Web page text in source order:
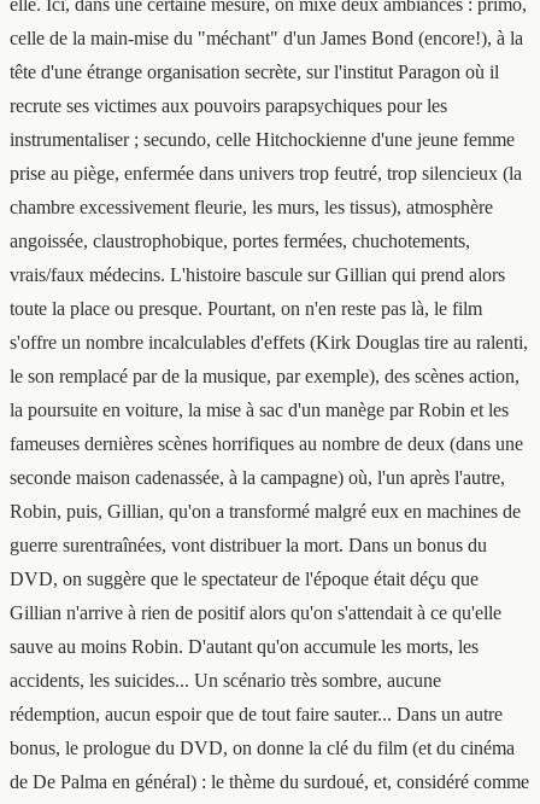
elle. Ici, dans une certaine mesure, on mixe deux ambiances : primo,
celle de la main-mise du "méchant" d'un James Bond (encore!), à la
tête d'une étrange organisation secrète, sur l'institut Paragon où il
recrute ses victimes aux pouvoirs parapsychiques pour les
instrumentaliser ; secundo, celle Hitchockienne d'une jeune femme
prise au piège, enfermée dans univers trop feutré, trop silencieux (la
chambre excessivement fleurie, les murs, les tissus), atmosphère
angoissée, claustrophobique, portes fermées, chuchotements,
vrais/faux médecins. L'histoire bascule sur Gillian qui prend alors
toute la place ou presque. Pourtant, on n'en reste pas là, le film
s'offre un nombre incalculables d'effets (Kirk Douglas tire au ralenti,
le son remplacé par de la musique, par exemple), des scènes action,
la poursuite en voiture, la mise à sac d'un manège par Robin et les
fameuses dernières scènes horrifiques au nombre de deux (dans une
seconde maison cadenassée, à la campagne) où, l'un après l'autre,
Robin, puis, Gillian, qu'on a transformé malgré eux en machines de
guerre surentraînées, vont distribuer la mort. Dans un bonus du
DVD, on suggère que le spectateur de l'époque était déçu que
Gillian n'arrive à rien de positif alors qu'on s'attendait à ce qu'elle
sauve au moins Robin. D'autant qu'on accumule les morts, les
accidents, les suicides... Un scénario très sombre, aucune
rédemption, aucun espoir que de tout faire sauter... Dans un autre
bonus, le prologue du DVD, on donne la clé du film (et du cinéma
de De Palma en général) : le thème du surdoué, et, considéré comme